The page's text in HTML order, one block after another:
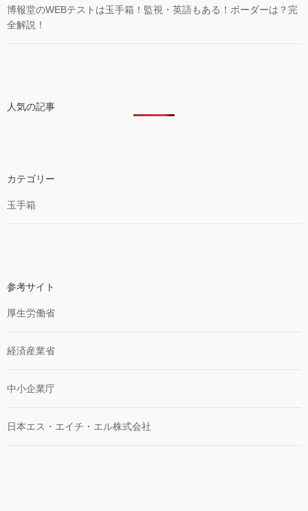
博報堂のWEBテストは玉手箱！監視・英語もある！ボーダーは？完
全解説！
人気の記事
カテゴリー
玉手箱
参考サイト
厚生労働省
経済産業省
中小企業庁
日本エス・エイチ・エル株式会社